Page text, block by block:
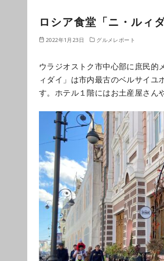
ロシア食堂「ニ・ルィ
2022年1月23日 グルメレポート
ウラジオストク市中心部に庶民的
ィダイ」は市内最古のベルサイユ
す。ホテル１階にはお土産屋さん